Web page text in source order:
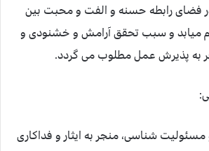
در فضای رابطه حسنه و الفت و محبت بین
میابد و سبب تحقق آرامش و خشنودی و
به پذیرش عمل مطلوب می گردد.
شناسی، منجر به ایثار و فداکاری